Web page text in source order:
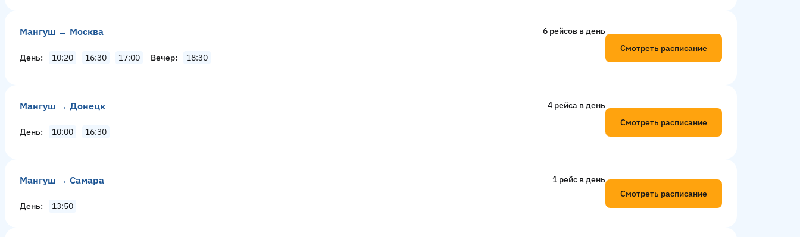
Мангуш → Москва 6 рейсов в день
День 10:20 16:30 17:00 Вечер 18:30
Смотреть расписание
Мангуш → Донецк 4 рейсa в день
День 10:00 16:30
Смотреть расписание
Мангуш → Самара 1 рейс в день
День 13:50
Смотреть расписание